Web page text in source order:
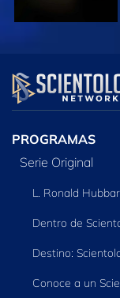
VE
PROGRAMAS
Serie Original
L. Ronald
Dentro de
Destino:
Conoce a un